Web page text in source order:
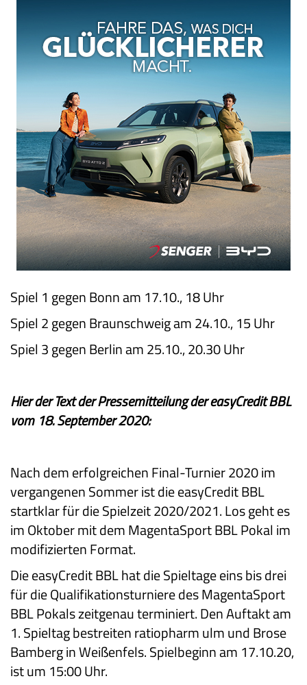
Spiel 1 gegen Bonn am 17.10., 18 Uhr
Spiel 2 gegen Braunschweig am 24.10., 15 Uhr
Spiel 3 gegen Berlin am 25.10., 20.30 Uhr
Hier der Text der Pressemitteilung der easyCredit BBL
vom 18. September 2020:
Nach dem erfolgreichen Final-Turnier 2020 im
vergangenen Sommer ist die easyCredit BBL
startklar für die Spielzeit 2020/2021. Los geht es
im Oktober mit dem MagentaSport BBL Pokal im
modifizierten Format.
Die easyCredit BBL hat die Spieltage eins bis drei
für die Qualifikationsturniere des MagentaSport
BBL Pokals zeitgenau terminiert. Den Auftakt am
1. Spieltag bestreiten ratiopharm ulm und Brose
Bamberg in Weißenfels. Spielbeginn am 17.10.20,
ist um 15:00 Uhr.